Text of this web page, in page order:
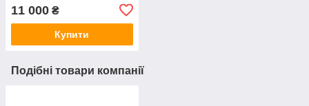
11 000 ₴
Купити
Подібні товари компанії